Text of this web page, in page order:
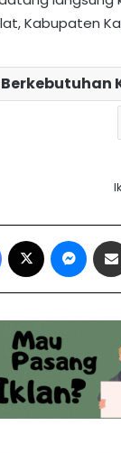
Kabupaten
Facebook